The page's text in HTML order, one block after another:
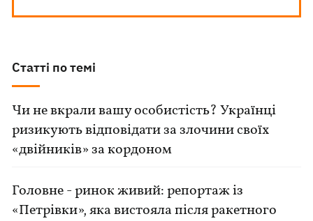
Статті по темі
Чи не вкрали вашу особистість? Українці
ризикують відповідати за злочини своїх
«двійників» за кордоном
Головне - ринок живий: репортаж із
«Петрівки», яка вистояла після ракетного